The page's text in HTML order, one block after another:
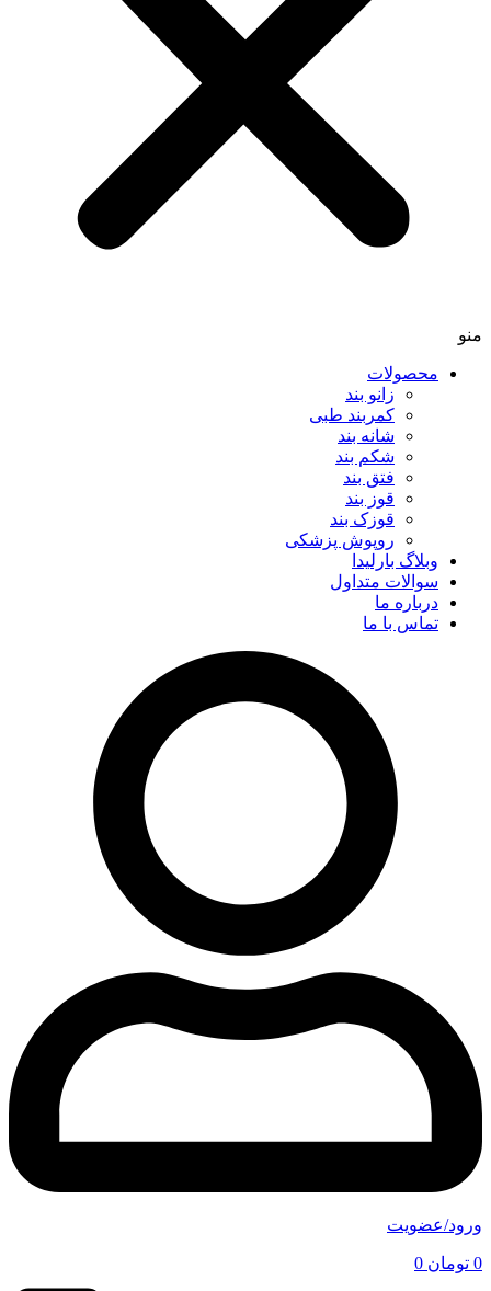
منو
محصولات
زانو بند
کمربند طبی
شانه بند
شکم بند
فتق بند
قوز بند
قوزک بند
روپوش پزشکی
وبلاگ بارلیدا
سوالات متداول
درباره ما
تماس با ما
ورود/عضویت
0 تومان 0